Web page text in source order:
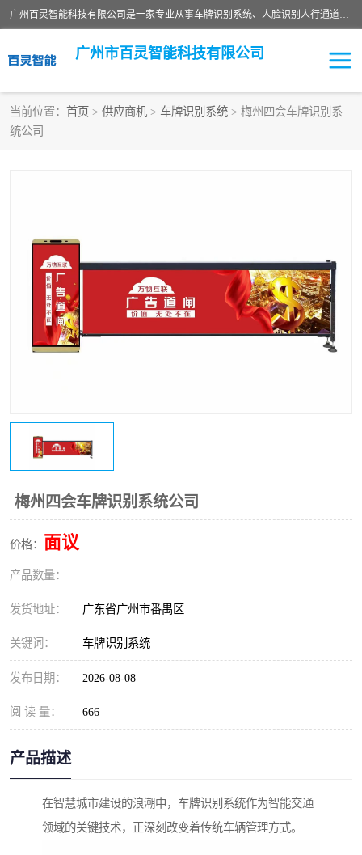
广州百灵智能科技有限公司是一家专业从事车牌识别系统、人脸识别人行通道、安防监控交通设施、停车场智能管理系统、停车场云平台、车牌识别一体机、自动道闸、通道设备、交通设施及交通划线等产品研发、生产和销售的高新技术企业。
广州市百灵智能科技有限公司
当前位置： 首页 > 供应商机 > 车牌识别系统 > 梅州四会车牌识别系
统公司
梅州四会车牌识别系统公司
价格： 面议
产品数量：
发货地址： 广东省广州市番禺区
关键词： 车牌识别系统
发布日期： 2026-08-08
阅 读 量： 666
产品描述
在智慧城市建设的浪潮中，车牌识别系统作为智能交通
领域的关键技术，正深刻改变着传统车辆管理方式。
安防监控红外报警系统